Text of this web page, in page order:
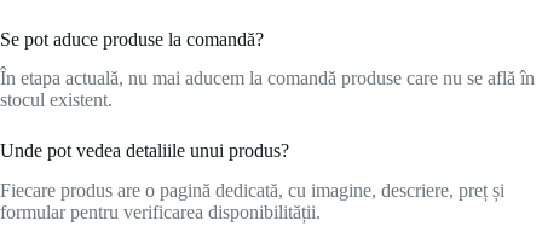
Se pot aduce produse la comandă?
În etapa actuală, nu mai aducem la comandă produse care nu se află în
stocul existent.
Unde pot vedea detaliile unui produs?
Fiecare produs are o pagină dedicată, cu imagine, descriere, preț și
formular pentru verificarea disponibilității.